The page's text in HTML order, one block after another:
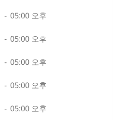
- 05:00 오후
- 05:00 오후
- 05:00 오후
- 05:00 오후
- 05:00 오후